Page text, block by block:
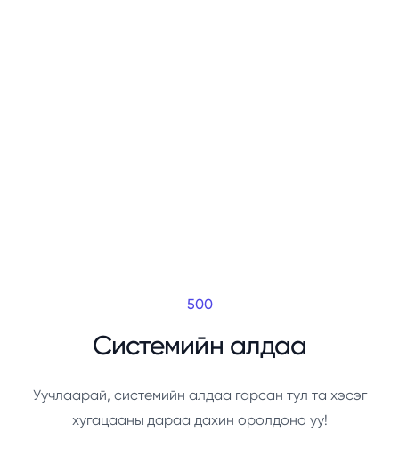
500
Системийн алдаа
Уучлаарай, системийн алдаа гарсан тул та хэсэг
хугацааны дараа дахин оролдоно уу!